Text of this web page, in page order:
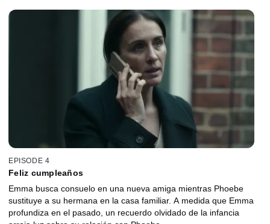
EPISODE 4
Feliz cumpleaños
Emma busca consuelo en una nueva amiga mientras Phoebe
sustituye a su hermana en la casa familiar. A medida que Emma
profundiza en el pasado, un recuerdo olvidado de la infancia